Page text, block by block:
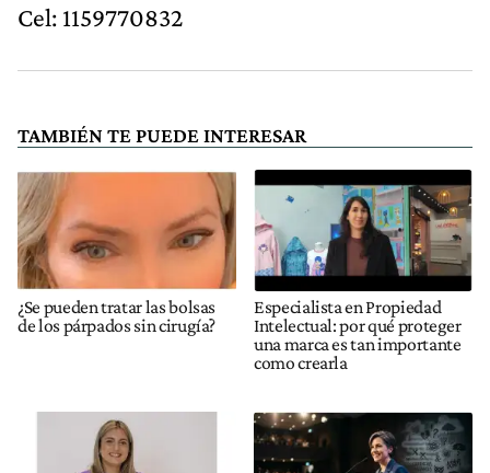
Cel: 1159770832
TAMBIÉN TE PUEDE INTERESAR
¿Se pueden tratar las bolsas
de los párpados sin cirugía?
Especialista en Propiedad
Intelectual: por qué proteger
una marca es tan importante
como crearla